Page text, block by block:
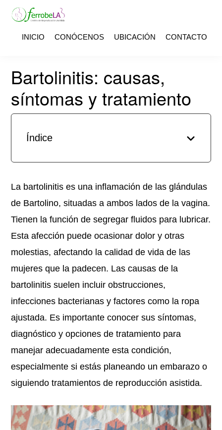
Saltar
principal
Saltar
contenido
FERROBELAB
Centro
asistida
INICIO CONÓCENOS UBICACIÓN CONTACTO
Bartolinitis: causas,
síntomas y tratamiento
Índice
La bartolinitis es una inflamación de las glándulas
de Bartolino, situadas a ambos lados de la vagina.
Tienen la función de segregar fluidos para lubricar.
Esta afección puede ocasionar dolor y otras
molestias, afectando la calidad de vida de las
mujeres que la padecen. Las causas de la
bartolinitis suelen incluir obstrucciones,
infecciones bacterianas y factores como la ropa
ajustada. Es importante conocer sus síntomas,
diagnóstico y opciones de tratamiento para
manejar adecuadamente esta condición,
especialmente si estás planeando un embarazo o
siguiendo tratamientos de reproducción asistida.